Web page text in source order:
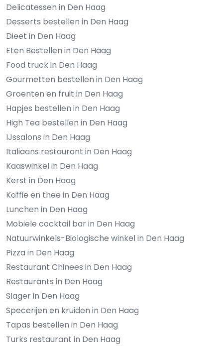
Delicatessen in Den Haag
Desserts bestellen in Den Haag
Dieet in Den Haag
Eten Bestellen in Den Haag
Food truck in Den Haag
Gourmetten bestellen in Den Haag
Groenten en fruit in Den Haag
Hapjes bestellen in Den Haag
High Tea bestellen in Den Haag
IJssalons in Den Haag
Italiaans restaurant in Den Haag
Kaaswinkel in Den Haag
Kerst in Den Haag
Koffie en thee in Den Haag
Lunchen in Den Haag
Mobiele cocktail bar in Den Haag
Natuurwinkels-Biologische winkel in Den Haag
Pizza in Den Haag
Restaurant Chinees in Den Haag
Restaurants in Den Haag
Slager in Den Haag
Specerijen en kruiden in Den Haag
Tapas bestellen in Den Haag
Turks restaurant in Den Haag